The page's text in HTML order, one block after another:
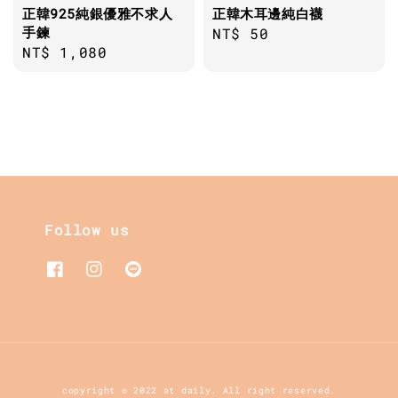
正韓925純銀優雅不求人
手鍊
Regular
NT$ 1,080
正韓木耳邊純白襪
Regular
NT$ 50
Follow us
copyright © 2022 at daily. All right reserved.